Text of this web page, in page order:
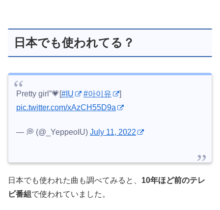
日本でも使われてる？
Pretty girl”💗[#IU #아이유
]
pic.twitter.com/xAzCH55D9a
— 💭 (@_YeppeoIU) July 11, 2022
日本でも使われた曲も調べてみると、 10年ほど前のテレ
ビ番組 で使われていました。